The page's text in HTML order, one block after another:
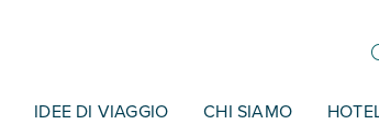
IDEE DI VIAGGIO CHI SIAMO